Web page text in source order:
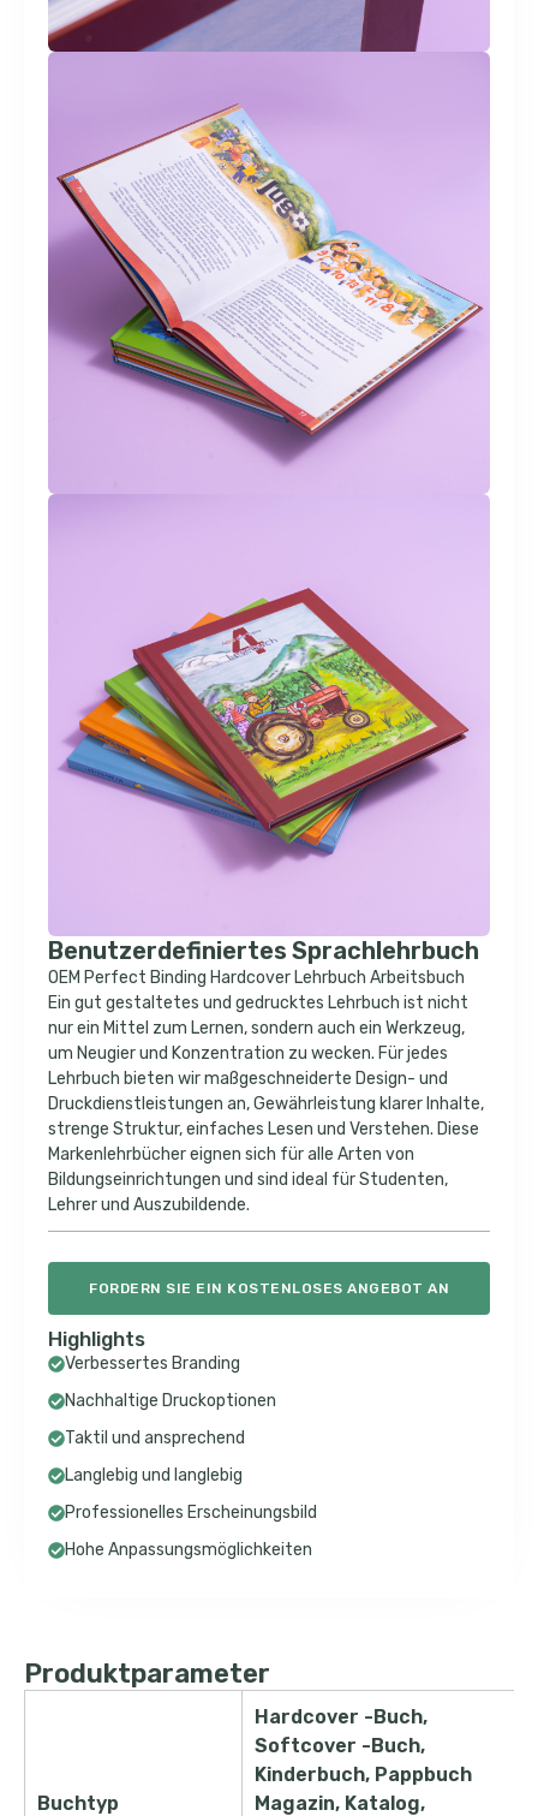
Benutzerdefiniertes Sprachlehrbuch
OEM Perfect Binding Hardcover Lehrbuch Arbeitsbuch
Ein gut gestaltetes und gedrucktes Lehrbuch ist nicht
nur ein Mittel zum Lernen, sondern auch ein Werkzeug,
um Neugier und Konzentration zu wecken. Für jedes
Lehrbuch bieten wir maßgeschneiderte Design- und
Druckdienstleistungen an, Gewährleistung klarer Inhalte,
strenge Struktur, einfaches Lesen und Verstehen. Diese
Markenlehrbücher eignen sich für alle Arten von
Bildungseinrichtungen und sind ideal für Studenten,
Lehrer und Auszubildende.
FORDERN SIE EIN KOSTENLOSES ANGEBOT AN
Highlights
Verbessertes Branding
Nachhaltige Druckoptionen
Taktil und ansprechend
Langlebig und langlebig
Professionelles Erscheinungsbild
Hohe Anpassungsmöglichkeiten
Produktparameter
Buchtyp
Hardcover -Buch,
Softcover -Buch,
Kinderbuch, Pappbuch
Magazin, Katalog,